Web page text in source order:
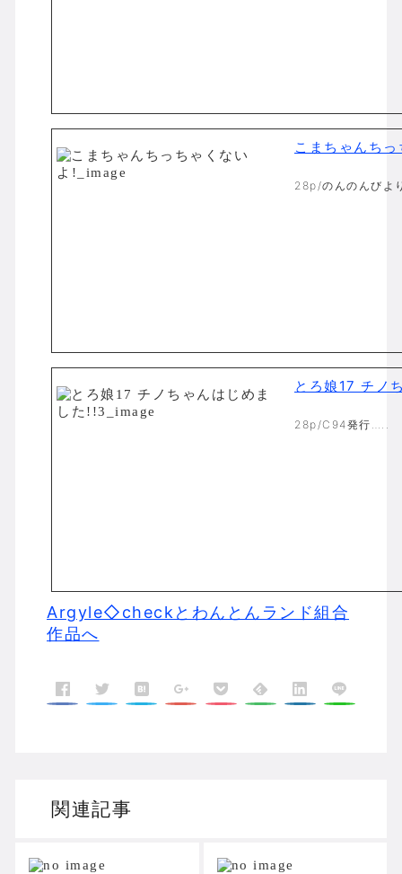
こまちゃんち
28p/のんのんびよ
とろ娘17 チノ
28p/C94発行…..
Argyle◇checkとわんとんランド組合
作品へ
関連記事